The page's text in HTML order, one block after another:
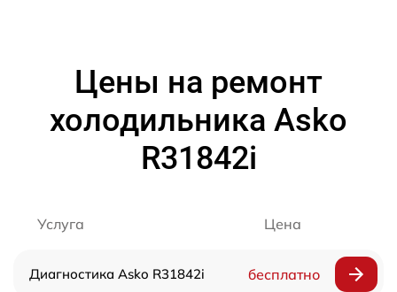
Цены на ремонт
холодильника Asko
R31842i
Услуга Цена
Диагностика Asko R31842i бесплатно